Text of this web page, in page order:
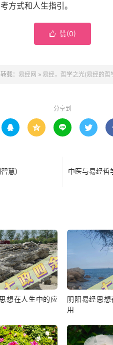
方式和人生指引。
 赞(0)
载： 易经网 » 易经，哲学之光(易经的哲
分享到
   
慧)
中医与易经哲
想在人生中的应
阴阳易经思
用